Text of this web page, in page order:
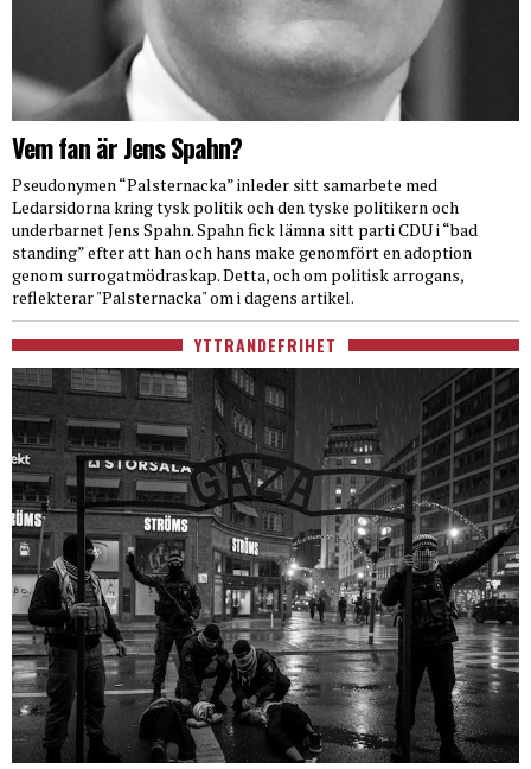
Vem fan är Jens Spahn?
Pseudonymen “Palsternacka” inleder sitt samarbete med
Ledarsidorna kring tysk politik och den tyske politikern och
underbarnet Jens Spahn. Spahn fick lämna sitt parti CDU i “bad
standing” efter att han och hans make genomfört en adoption
genom surrogatmödraskap. Detta, och om politisk arrogans,
reflekterar "Palsternacka" om i dagens artikel.
YTTRANDEFRIHET